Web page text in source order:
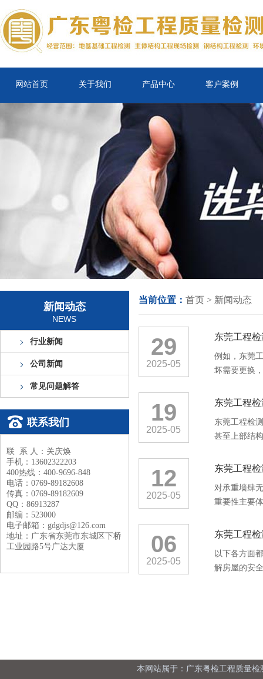
网站首页 关于我们 产品中心 客户案例
新闻动态
NEWS
行业新闻
公司新闻
常见问题解答
联系我们
联 系 人：关庆焕
手机：13602322203
400热线：400-9696-848
电话：0769-89182608
传真：0769-89182609
QQ：86913287
邮编：523000
电子邮箱：gdgdjs@126.com
地址：广东省东莞市东城区下桥
工业园路5号广达大厦
当前位置： 首页 > 新闻动态
29
2025-05
东莞工程
例如，东莞
坏需要更换
19
2025-05
东莞工程
东莞工程检
甚至上部结
12
2025-05
东莞工程
对承重墙肆
重要性主要
06
2025-05
东莞工程
以下各方面
解房屋的安
本网站属于：广东粤检工程质量